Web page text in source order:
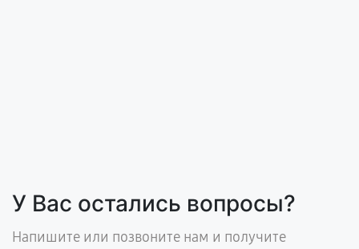
У Вас остались вопросы?
Напишите или позвоните нам и получите